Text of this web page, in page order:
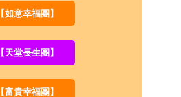
【如意幸福團】
【天堂長生團】
【富貴幸福團】